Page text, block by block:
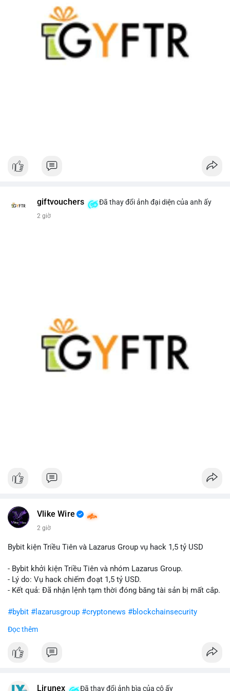
giftvouchers Đã thay đổi ảnh đại diện của anh ấy
2 giờ
Vlike Wire
2 giờ
Bybit kiện Triều Tiên và Lazarus Group vụ hack 1,5 tỷ USD
- Bybit khởi kiện Triều Tiên và nhóm Lazarus Group.
- Lý do: Vụ hack chiếm đoạt 1,5 tỷ USD.
- Kết quả: Đã nhận lệnh tạm thời đóng băng tài sản bị mất cắp.
#bybit #lazarusgroup #cryptonews #blockchainsecurity
$btc $eth
#vlikevn #titanbot
Đọc thêm
Lirunex Đã thay đổi ảnh bìa của cô ấy